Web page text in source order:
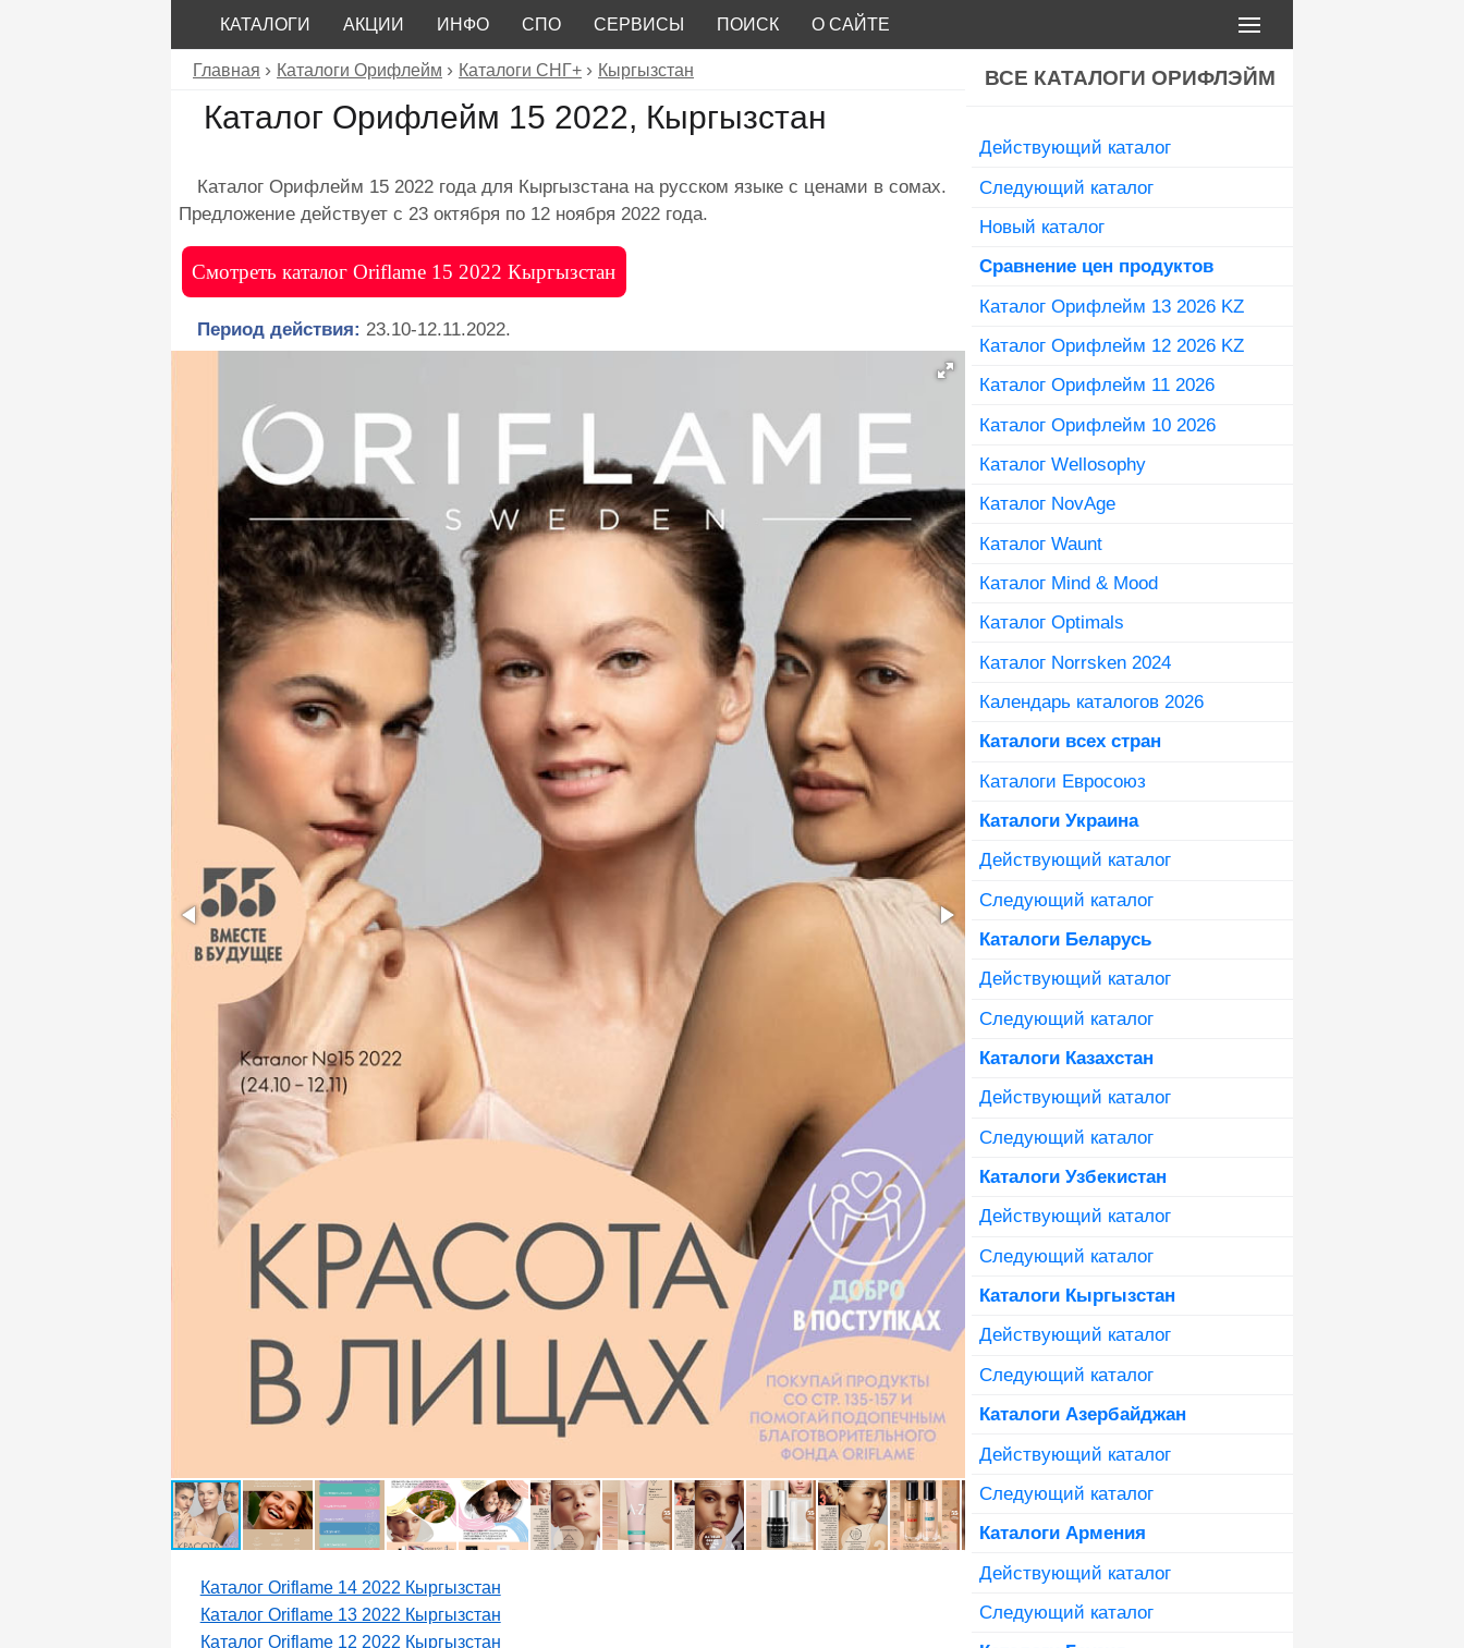
КАТАЛОГИ АКЦИИ ИНФО СПО СЕРВИСЫ ПОИСК О САЙТЕ
Главная Каталоги Орифлейм Каталоги СНГ+ Кыргызстан
Каталог Орифлейм 15 2022, Кыргызстан
Каталог Орифлейм 15 2022 года для Кыргызстана на русском языке с ценами в сомах.
Предложение действует с 23 октября по 12 ноября 2022 года.
Смотреть каталог Oriflame 15 2022 Кыргызстан
Период действия: 23.10-12.11.2022.
Каталог Oriflame 14 2022 Кыргызстан
Каталог Oriflame 13 2022 Кыргызстан
Каталог Oriflame 12 2022 Кыргызстан
ВСЕ КАТАЛОГИ ОРИФЛЭЙМ
Действующий каталог
Следующий каталог
Новый каталог
Сравнение цен продуктов
Каталог Орифлейм 13 2026 KZ
Каталог Орифлейм 12 2026 KZ
Каталог Орифлейм 11 2026
Каталог Орифлейм 10 2026
Каталог Wellosophy
Каталог NovAge
Каталог Waunt
Каталог Mind & Mood
Каталог Optimals
Каталог Norrsken 2024
Календарь каталогов 2026
Каталоги всех стран
Каталоги Евросоюз
Каталоги Украина
Действующий каталог
Следующий каталог
Каталоги Беларусь
Действующий каталог
Следующий каталог
Каталоги Казахстан
Действующий каталог
Следующий каталог
Каталоги Узбекистан
Действующий каталог
Следующий каталог
Каталоги Кыргызстан
Действующий каталог
Следующий каталог
Каталоги Азербайджан
Действующий каталог
Следующий каталог
Каталоги Армения
Действующий каталог
Следующий каталог